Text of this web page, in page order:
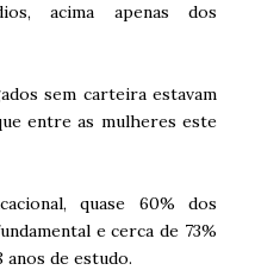
acima apenas dos
sem carteira estavam
entre as mulheres este
quase 60% dos
e cerca de 73%
anos de estudo.